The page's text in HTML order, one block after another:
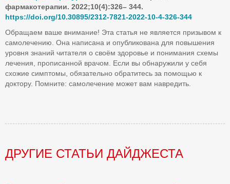
фармакотерапии. 2022;10(4):326– 344.
https://doi.org/10.30895/2312-7821-2022-10-4-326-344
Обращаем ваше внимание! Эта статья не является призывом к
самолечению. Она написана и опубликована для повышения
уровня знаний читателя о своём здоровье и понимания схемы
лечения, прописанной врачом. Если вы обнаружили у себя
схожие симптомы, обязательно обратитесь за помощью к
доктору. Помните: самолечение может вам навредить.
ДРУГИЕ СТАТЬИ ДАЙДЖЕСТА